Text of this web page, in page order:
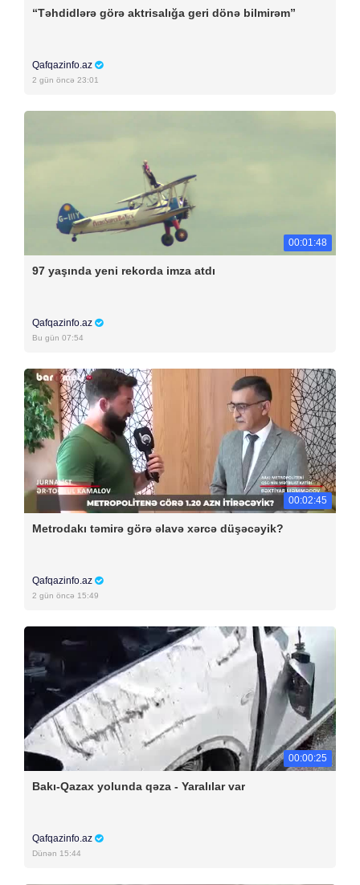
“Təhdidlərə görə aktrisalığa geri dönə bilmirəm”
Qafqazinfo.az
2 gün öncə 23:01
00:01:48
97 yaşında yeni rekorda imza atdı
Qafqazinfo.az
Bu gün 07:54
00:02:45
Metrodakı təmirə görə əlavə xərcə düşəcəyik?
Qafqazinfo.az
2 gün öncə 15:49
00:00:25
Bakı-Qazax yolunda qəza - Yaralılar var
Qafqazinfo.az
Dünən 15:44